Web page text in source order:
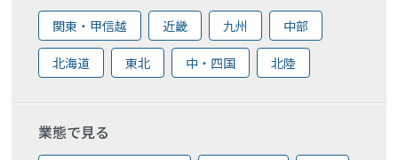
関東・甲信越 近畿 九州 中部
北海道 東北 中・四国 北陸
業態で見る